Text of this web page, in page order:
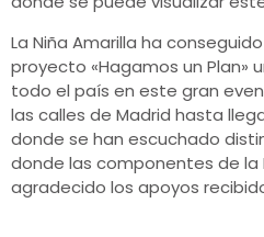
La Niña Amarilla ha
proyecto «Hagamos un Plan»
todo el país en este gran
las calles de Madrid hasta
donde se han escuchado
donde las componentes de la
agradecido los apoyos